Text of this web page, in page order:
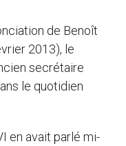
de Benoît
2013), le
secrétaire
le quotidien
en avait parlé mi-